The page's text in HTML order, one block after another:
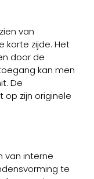
van
korte zijde. Het
door de
kan men
De
op zijn originele
van interne
te